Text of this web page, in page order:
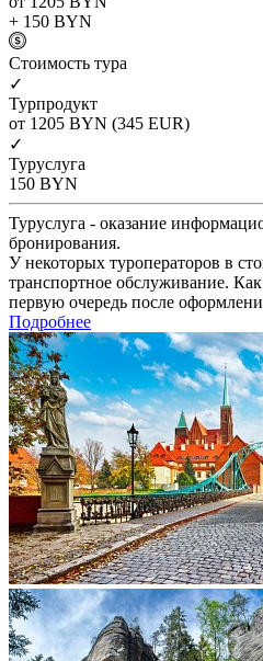
+ 150 BYN
Cтоимость тура
✓
Турпродукт
от 1205 BYN (345 EUR)
✓
Туруслуга
150 BYN
Туруслуга - оказание
бронирования.
У некоторых туроператоров в
транспортное обслуживание.
первую очередь после
Подробнее